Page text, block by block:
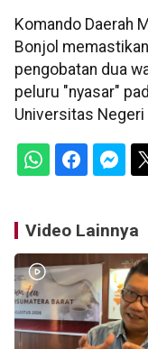
Komando Daerah
Bonjol
pengobatan dua
peluru "nyasar"
Universitas Negeri
Video Lainnya